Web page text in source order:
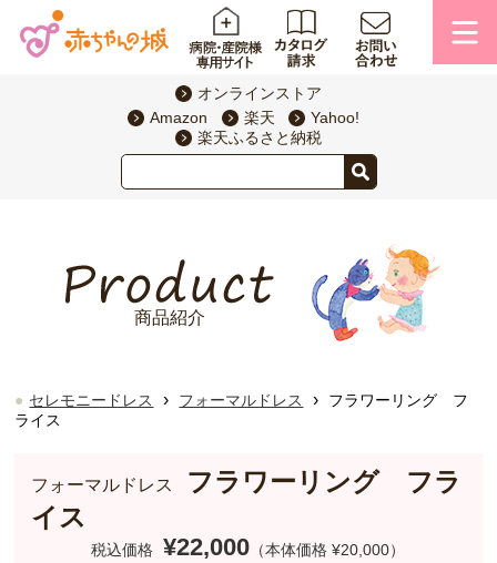
オンラインストア
Amazon
楽天
Yahoo!
楽天ふるさと納税
商品紹介
セレモニードレス › フォーマルドレス ›
フラワーリング フ
ライス
フォーマルドレス
フラワーリング フラ
イス
税込価格 ¥22,000 （本体価格 ¥20,000）